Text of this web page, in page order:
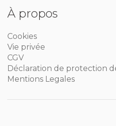
À propos
Cookies
Vie privée
CGV
Déclaration de protection
Mentions Legales